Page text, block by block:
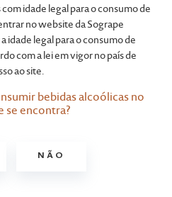
idade legal para o consumo de
no website da Sogrape
idade legal para o consumo de
com a lei em vigor no país de
ao site.
bebidas alcoólicas no
se encontra?
NÃO